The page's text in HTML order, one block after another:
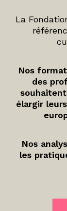
La
Nos
des
élargir
Nos
les